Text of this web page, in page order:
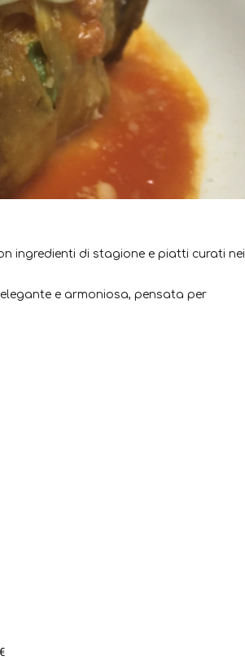
ingredienti di stagione e piatti curati nei
e armoniosa, pensata per